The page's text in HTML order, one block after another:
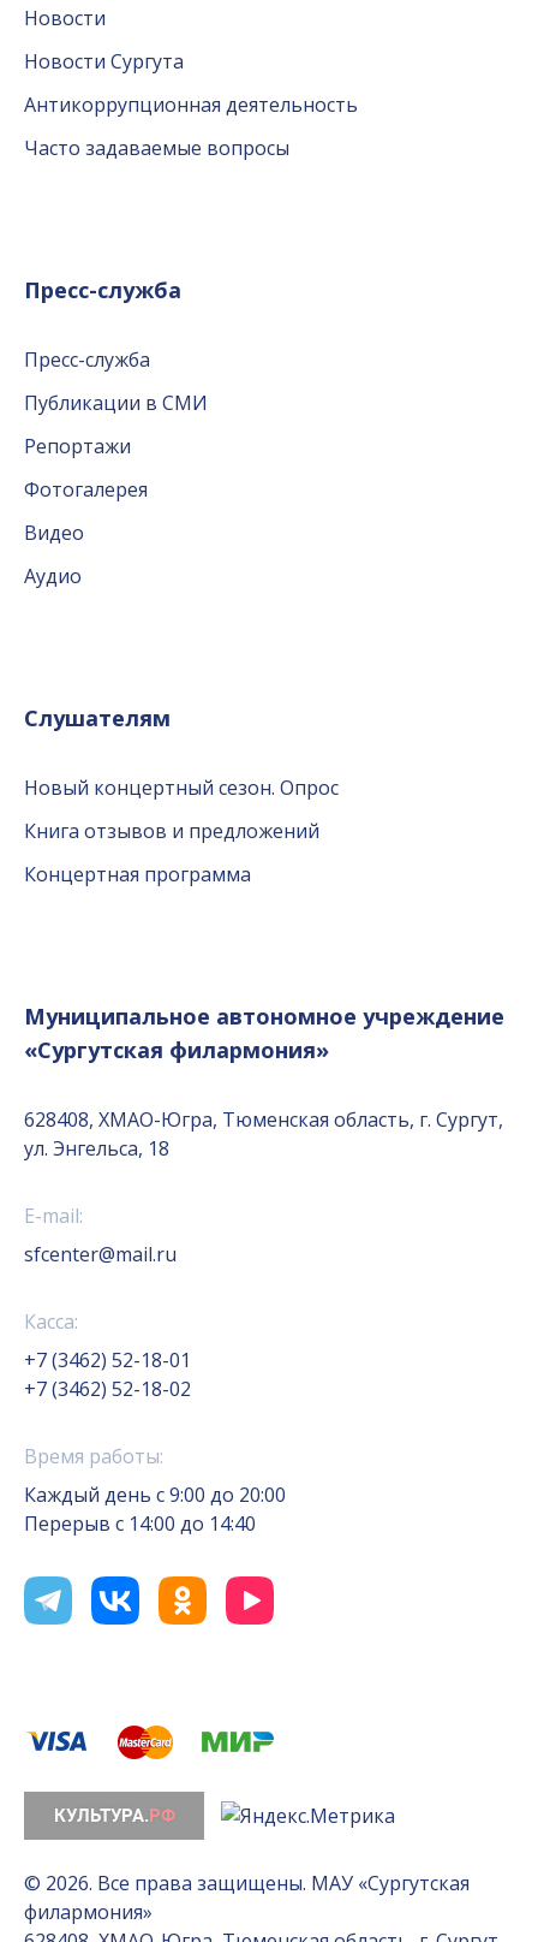
Новости
Новости Сургута
Антикоррупционная деятельность
Часто задаваемые вопросы
Пресс-служба
Пресс-служба
Публикации в СМИ
Репортажи
Фотогалерея
Видео
Аудио
Слушателям
Новый концертный сезон. Опрос
Книга отзывов и предложений
Концертная программа
Муниципальное автономное учреждение
«Сургутская филармония»
628408, ХМАО-Югра, Тюменская область, г. Сургут,
ул. Энгельса, 18
E-mail:
sfcenter@mail.ru
Касса:
+7 (3462) 52-18-01
+7 (3462) 52-18-02
Время работы:
Каждый день с 9:00 до 20:00
Перерыв с 14:00 до 14:40
© 2026. Все права защищены. МАУ «Сургутская
филармония»